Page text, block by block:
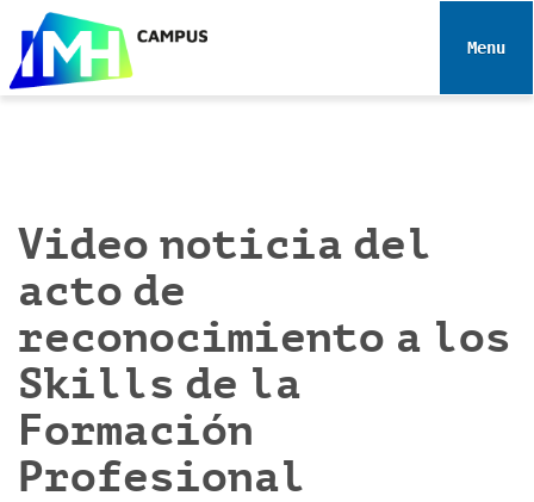
e
Toggle
Video noticia del
acto de
reconocimiento a los
Skills de la
Formación
Profesional